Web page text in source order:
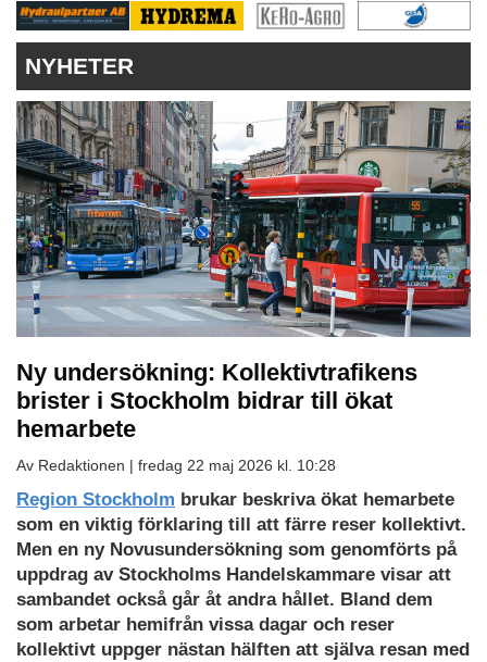
PRENUMERERA
ANNONSERA
NYHETER
Ny undersökning: Kollektivtrafikens
brister i Stockholm bidrar till ökat
hemarbete
Av Redaktionen | fredag 22 maj 2026 kl. 10:28
Region Stockholm brukar beskriva ökat hemarbete
som en viktig förklaring till att färre reser kollektivt.
Men en ny Novusundersökning som genomförts på
uppdrag av Stockholms Handelskammare visar att
sambandet också går åt andra hållet. Bland dem
som arbetar hemifrån vissa dagar och reser
kollektivt uppger nästan hälften att själva resan med